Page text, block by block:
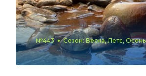
№443 Сезон: Весна, Лето, Осень